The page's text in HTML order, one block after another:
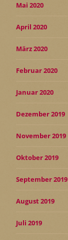
Mai 2020
April 2020
März 2020
Februar 2020
Januar 2020
Dezember 2019
November 2019
Oktober 2019
September 2019
August 2019
Juli 2019